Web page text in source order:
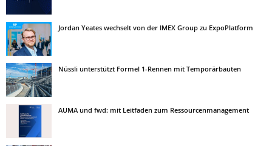
Jordan Yeates wechselt von der IMEX Group zu ExpoPlatform
Nüssli unterstützt Formel 1-Rennen mit Temporärbauten
AUMA und fwd: mit Leitfaden zum Ressourcenmanagement